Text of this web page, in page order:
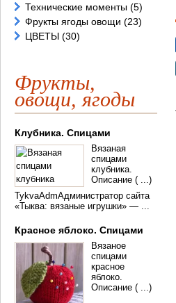
Технические моменты (5)
Фрукты ягоды овощи (23)
ЦВЕТЫ (30)
Фрукты,
овощи, ягоды
Клубника. Спицами
Вязаная
спицами
клубника.
Описание ( ...)
TykvaAdmАдминистратор сайта
«Тыква: вязаные игрушки» — ...
Красное яблоко. Спицами
Вязаное
спицами
красное
яблоко.
Описание ( ...)